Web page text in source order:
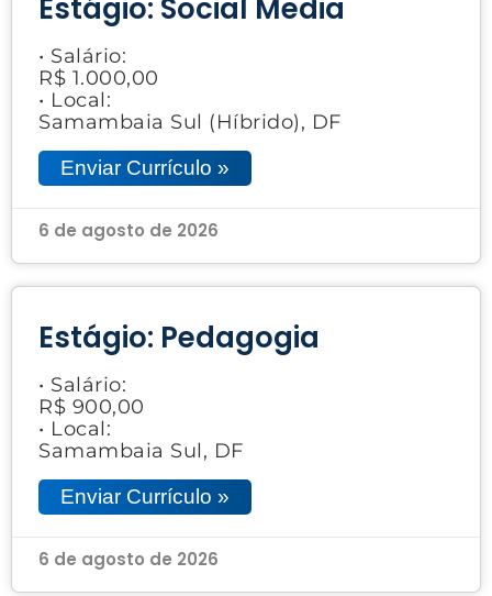
Estágio: Social Media
• Salário:
R$ 1.000,00
• Local:
Samambaia Sul (Híbrido), DF
Enviar Currículo »
6 de agosto de 2026
Estágio: Pedagogia
• Salário:
R$ 900,00
• Local:
Samambaia Sul, DF
Enviar Currículo »
6 de agosto de 2026